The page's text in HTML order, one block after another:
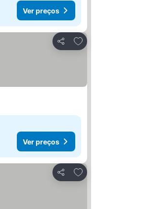
Ver preços
Partilhar
Adicionar aos
Ver preços
Partilhar
Adicionar aos